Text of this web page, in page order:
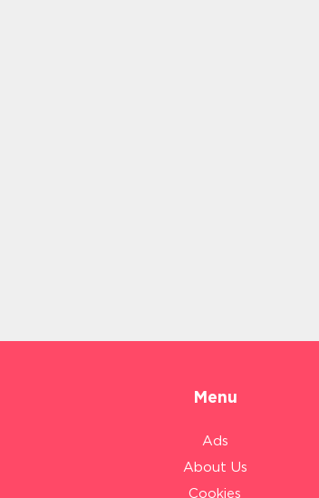
Menu
Ads
About Us
Cookies